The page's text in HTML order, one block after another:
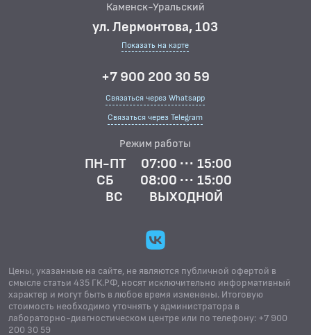
Каменск-Уральский
ул. Лермонтова, 103
Показать на карте
+7 900 200 30 59
Связаться через Whatsapp
Связаться через Telegram
Режим работы
ПН-ПТ
07:00 ··· 15:00
СБ
08:00 ··· 15:00
ВС
ВЫХОДНОЙ
Цены, указанные на сайте, не являются публичной офертой в
смысле статьи 435 ГК.РФ, носят исключительно информативный
характер и могут быть в любое время изменены. Итоговую
стоимость необходимо уточнять у администратора в
лабораторно-диагностическом центре или по телефону: +7 900
200 30 59